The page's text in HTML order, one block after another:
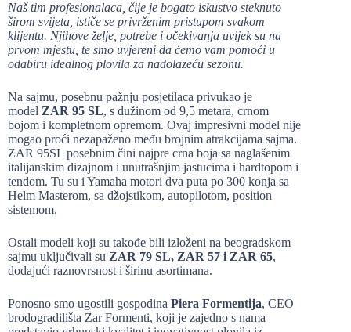
Naš tim profesionalaca, čije je bogato iskustvo steknuto
širom svijeta, ističe se privrženim pristupom svakom
klijentu. Njihove želje, potrebe i očekivanja uvijek su na
prvom mjestu, te smo uvjereni da ćemo vam pomoći u
odabiru idealnog plovila za nadolazeću sezonu.
Na sajmu, posebnu pažnju posjetilaca privukao je
model ZAR 95 SL, s dužinom od 9,5 metara, crnom
bojom i kompletnom opremom. Ovaj impresivni model nije
mogao proći nezapaženo među brojnim atrakcijama sajma.
ZAR 95SL posebnim čini najpre crna boja sa naglašenim
italijanskim dizajnom i unutrašnjim jastucima i hardtopom i
tendom. Tu su i Yamaha motori dva puta po 300 konja sa
Helm Masterom, sa džojstikom, autopilotom, position
sistemom.
Ostali modeli koji su takođe bili izloženi na beogradskom
sajmu uključivali su ZAR 79 SL, ZAR 57 i ZAR 65,
dodajući raznovrsnost i širinu asortimana.
Ponosno smo ugostili gospodina Piera Formentija, CEO
brodogradilišta Zar Formenti, koji je zajedno s nama